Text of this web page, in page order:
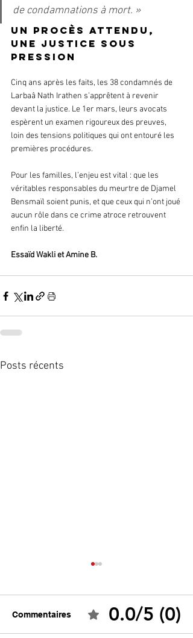
de condamnations à mort. »
Un procès attendu,
une justice sous
pression
Cinq ans après les faits, les 38 condamnés de
Larbaâ Nath Irathen s’apprêtent à revenir
devant la justice. Le 1er mars, leurs avocats
espèrent un examen rigoureux des preuves,
loin des tensions politiques qui ont entouré les
premières procédures.
Pour les familles, l’enjeu est vital : que les
véritables responsables du meurtre de Djamel
Bensmaïl soient punis, et que ceux qui n’ont joué
aucun rôle dans ce crime atroce retrouvent
enfin la liberté.
Essaïd Wakli et Amine B.
Posts récents
Commentaires 0.0/5 (0)